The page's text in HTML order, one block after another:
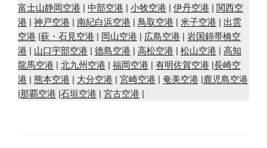
富士山静岡空港 | 中部空港 | 小牧空港 | 伊丹空港 | 関西空
港 | 神戸空港 | 南紀白浜空港 | 鳥取空港 | 米子空港 | 出雲
空港 |萩・石見空港 | 岡山空港 | 広島空港 | 岩国錦帯橋空
港 | 山口宇部空港 | 徳島空港 | 高松空港 | 松山空港 | 高知
龍馬空港 | 北九州空港 | 福岡空港 | 有明佐賀空港 |長崎空
港 | 熊本空港 | 大分空港 | 宮崎空港 | 奄美空港 |鹿児島空港
|那覇空港 |石垣空港 | 宮古空港 |